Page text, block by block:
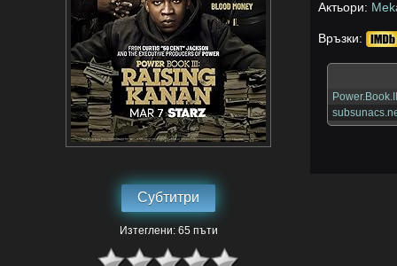
Субтитри
Изтеглени: 65 пъти
Актьори:
Връзки: